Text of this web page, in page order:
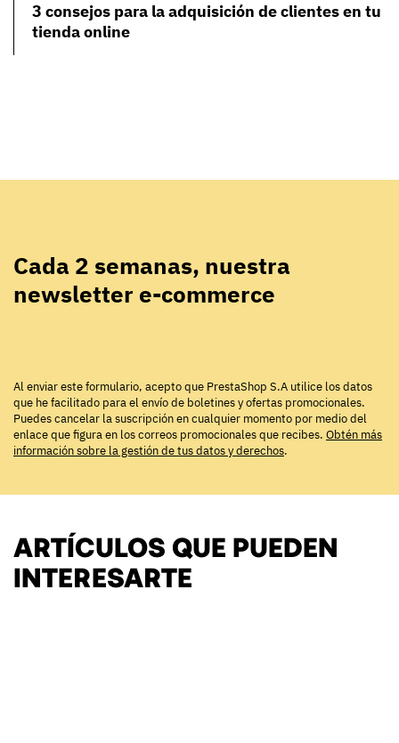
3 consejos para la adquisición de clientes en tu
tienda online
Cada 2 semanas, nuestra
newsletter e-commerce
Al enviar este formulario, acepto que PrestaShop S.A utilice los datos
que he facilitado para el envío de boletines y ofertas promocionales.
Puedes cancelar la suscripción en cualquier momento por medio del
enlace que figura en los correos promocionales que recibes. Obtén más
información sobre la gestión de tus datos y derechos.
ARTÍCULOS QUE PUEDEN
INTERESARTE